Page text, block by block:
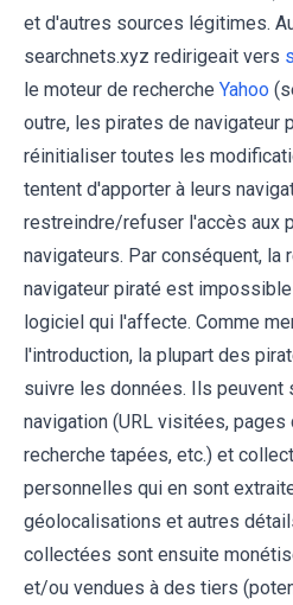
et d'autres sources légitimes.
searchnets.xyz redirigeait vers
le moteur de recherche Yahoo
outre, les pirates de navigateur
réinitialiser toutes les
tentent d'apporter à leurs
restreindre/refuser l'accès aux
navigateurs. Par conséquent, la
navigateur piraté est
logiciel qui l'affecte. Comme
l'introduction, la plupart des
suivre les données. Ils peuvent
navigation (URL visitées,
recherche tapées, etc.) et
personnelles qui en sont
géolocalisations et autres
collectées sont ensuite
et/ou vendues à des tiers